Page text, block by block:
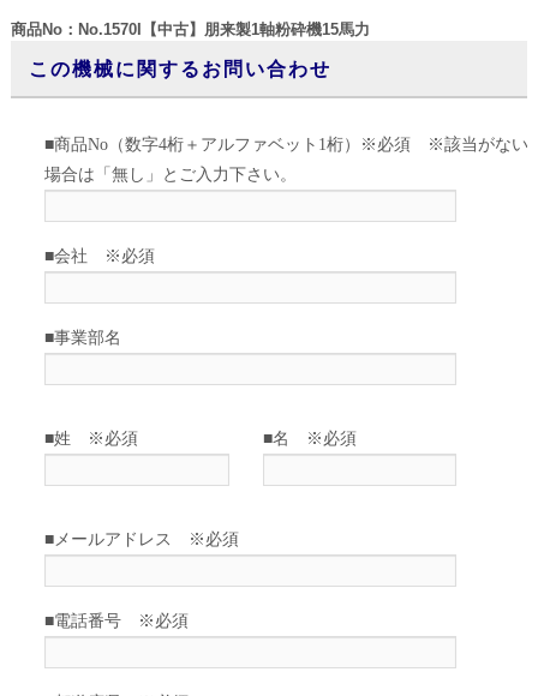
商品No：No.1570I【中古】朋来製1軸粉砕機15馬力
この機械に関するお問い合わせ